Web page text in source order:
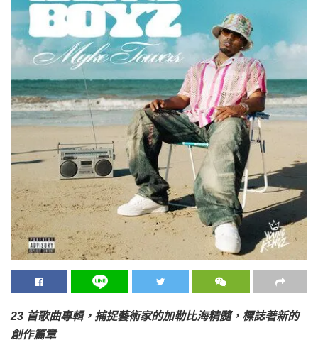
23 首歌曲專輯，捕捉藝術家的加勒比海精髓，標誌著新的
創作篇章